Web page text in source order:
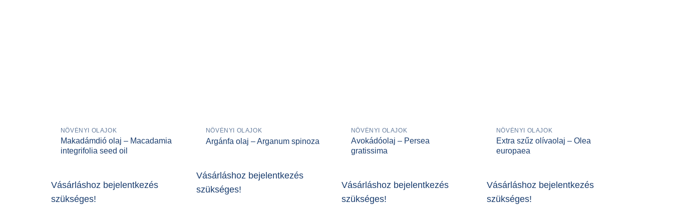
NÖVÉNYI OLAJOK
Makadámdió olaj – Macadamia
integrifolia seed oil
Vásárláshoz bejelentkezés
szükséges!
NÖVÉNYI OLAJOK
Argánfa olaj – Arganum spinoza
Vásárláshoz bejelentkezés
szükséges!
NÖVÉNYI OLAJOK
Avokádóolaj – Persea
gratissima
Vásárláshoz bejelentkezés
szükséges!
NÖVÉNYI OLAJOK
Extra szűz olívaolaj – Olea
europaea
Vásárláshoz bejelentkezés
szükséges!